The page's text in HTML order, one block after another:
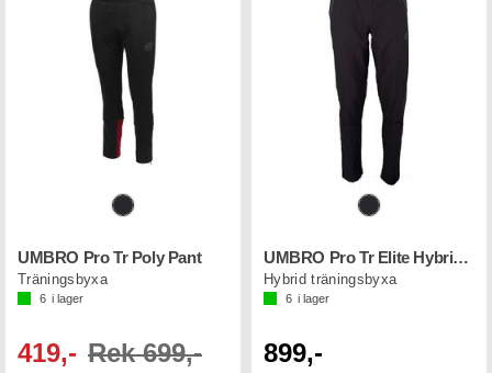
UMBRO Pro Tr Poly Pant
Träningsbyxa
6 i lager
419,- Rek 699,-
UMBRO Pro Tr Elite Hybrid Pant
Hybrid träningsbyxa
6 i lager
899,-